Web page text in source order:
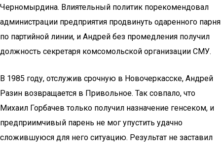
Черномырдина. Влиятельный политик порекомендовал
администрации предприятия продвинуть одаренного парня
по партийной линии, и Андрей без промедления получил
должность секретаря комсомольской организации СМУ.
В 1985 году, отслужив срочную в Новочеркасске, Андрей
Разин возвращается в Привольное. Так совпало, что
Михаил Горбачев только получил назначение генсеком, и
предприимчивый парень не мог упустить удачно
сложившуюся для него ситуацию. Результат не заставил